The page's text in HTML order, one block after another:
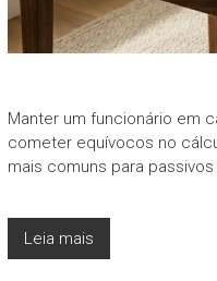
Manter um funcionário em
cometer equívocos no
mais comuns para
Leia mais